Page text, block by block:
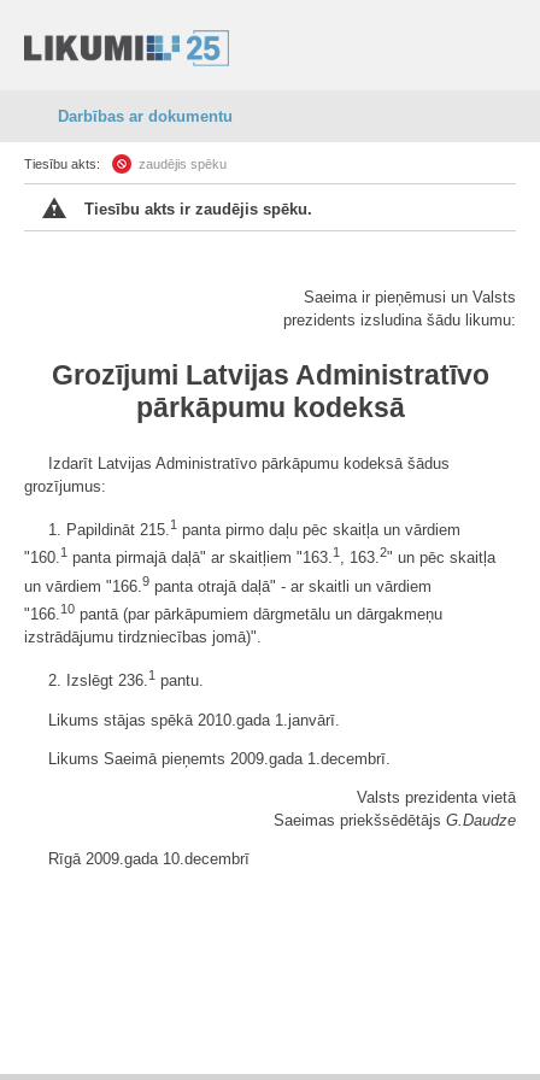
Darbības ar dokumentu
Tiesību akts: zaudējis spēku
Tiesību akts ir zaudējis spēku.
Saeima ir pieņēmusi un Valsts
prezidents izsludina šādu likumu:
Grozījumi Latvijas Administratīvo
pārkāpumu kodeksā
Izdarīt Latvijas Administratīvo pārkāpumu kodeksā šādus
grozījumus:
1. Papildināt 215.1 panta pirmo daļu pēc skaitļa un vārdiem
"160.1 panta pirmajā daļā" ar skaitļiem "163.1 , 163.2" un pēc skaitļa
un vārdiem "166. 9 panta otrajā daļā" - ar skaitli un vārdiem
"166.10 pantā (par pārkāpumiem dārgmetālu un dārgakmeņu
izstrādājumu tirdzniecības jomā)".
2. Izslēgt 236.1 pantu.
Likums stājas spēkā 2010.gada 1.janvārī.
Likums Saeimā pieņemts 2009.gada 1.decembrī.
Valsts prezidenta vietā
Saeimas priekšsēdētājs G.Daudze
Rīgā 2009.gada 10.decembrī